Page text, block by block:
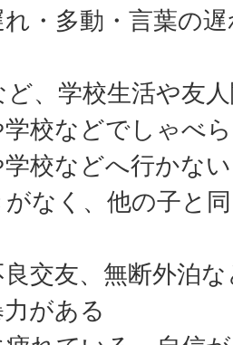
・多動・言葉の
ど、学校生活や友
校などでしゃべ
校などへ行かない
なく、他の子と
交友、無断外泊
がある